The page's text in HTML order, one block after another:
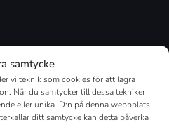
samtycke
vi teknik som cookies för att lagra
När du samtycker till dessa tekniker
eller unika ID:n på denna webbplats.
ditt samtycke kan detta påverka